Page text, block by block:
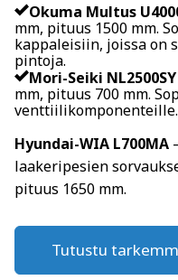
Okuma Multus
mm, pituus 1500 mm.
kappaleisiin, joissa on
pintoja.
Mori-Seiki
mm, pituus 700 mm.
venttiilikomponenteille.
Hyundai-WIA L700MA
laakeripesien
pituus 1650 mm.
Tutustu